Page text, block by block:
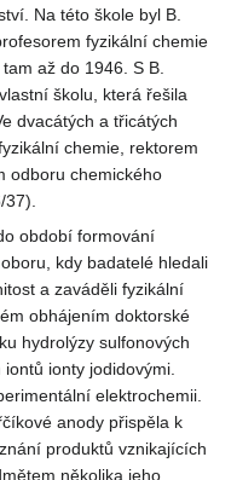
Na této škole byl B.
fyzikální chemie
až do 1946. S B.
školu, která řešila
dvacátých a třicátých
chemie, rektorem
odboru chemického
období formování
kdy badatelé hledali
a zaváděli fyzikální
obhájením doktorské
hydrolýzy sulfonových
ionty jodidovými.
elektrochemii.
anody přispěla k
produktů vznikajících
několika jeho